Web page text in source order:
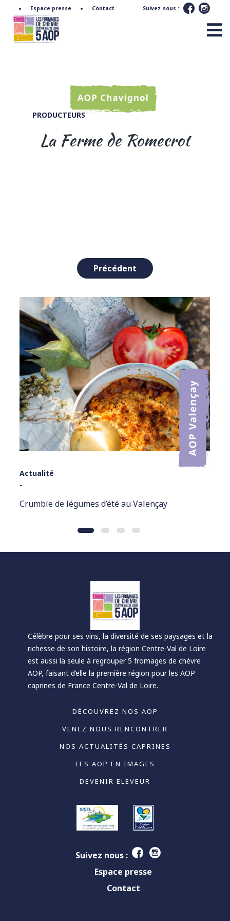
Espace presse Contact Suivez nous :
PRODUCTEURS
La Ferme de Romecrot
Navigation
l’article
Précédent
Actualité
-
Crumble de légumes d’été au Valençay
Célèbre pour ses vins, la diversité de ses paysages et la
richesse de son histoire, la région Centre-Val de Loire
est aussi la seule à regrouper 5 fromages de chèvre
AOP, faisant d’elle la première région pour les AOP
caprines de France Centre-Val de Loire.
DÉCOUVREZ NOS AOP
VENEZ NOUS RENCONTRER
NOS ACTUALITÉS CAPRINES
LES AOP EN IMAGES
DEVENIR ELEVEUR
Suivez nous :
Espace presse
Contact